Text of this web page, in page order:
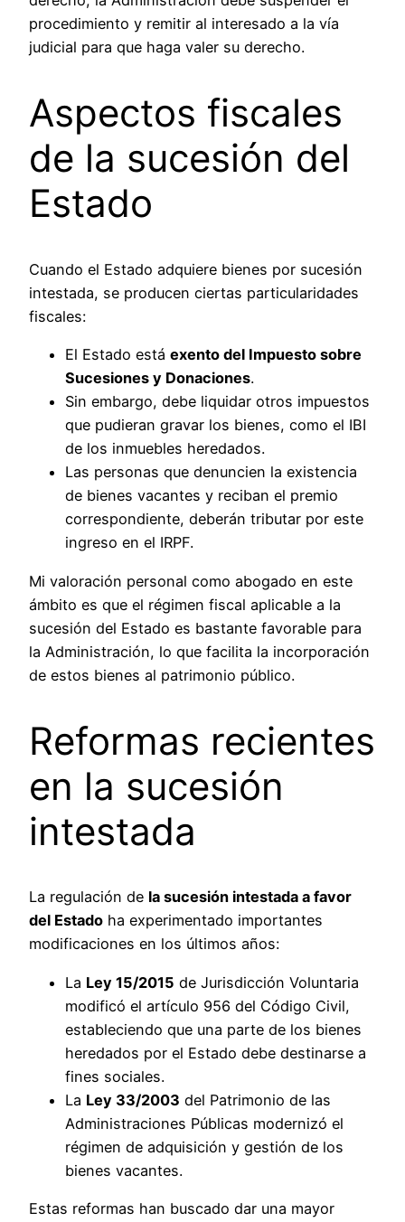
procedimiento y remitir al interesado a la vía
judicial para que haga valer su derecho.
Aspectos fiscales
de la sucesión del
Estado
Cuando el Estado adquiere bienes por sucesión
intestada, se producen ciertas particularidades
fiscales:
El Estado está exento del Impuesto sobre
Sucesiones y Donaciones.
Sin embargo, debe liquidar otros impuestos
que pudieran gravar los bienes, como el IBI
de los inmuebles heredados.
Las personas que denuncien la existencia
de bienes vacantes y reciban el premio
correspondiente, deberán tributar por este
ingreso en el IRPF.
Mi valoración personal como abogado en este
ámbito es que el régimen fiscal aplicable a la
sucesión del Estado es bastante favorable para
la Administración, lo que facilita la incorporación
de estos bienes al patrimonio público.
Reformas recientes
en la sucesión
intestada
La regulación de la sucesión intestada a favor
del Estado ha experimentado importantes
modificaciones en los últimos años:
La Ley 15/2015 de Jurisdicción Voluntaria
modificó el artículo 956 del Código Civil,
estableciendo que una parte de los bienes
heredados por el Estado debe destinarse a
fines sociales.
La Ley 33/2003 del Patrimonio de las
Administraciones Públicas modernizó el
régimen de adquisición y gestión de los
bienes vacantes.
Estas reformas han buscado dar una mayor